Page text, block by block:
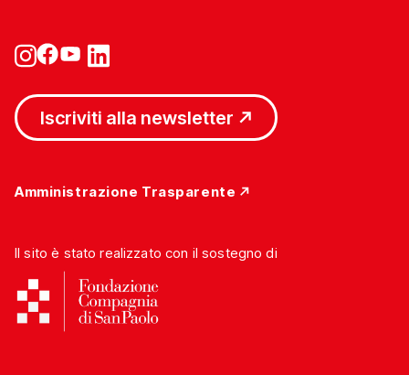
Iscriviti alla newsletter
Amministrazione Trasparente
Il sito è stato realizzato con il sostegno di